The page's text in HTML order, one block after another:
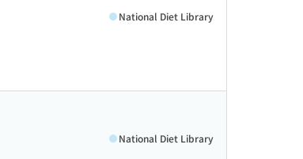
National Diet Library
National Diet Library